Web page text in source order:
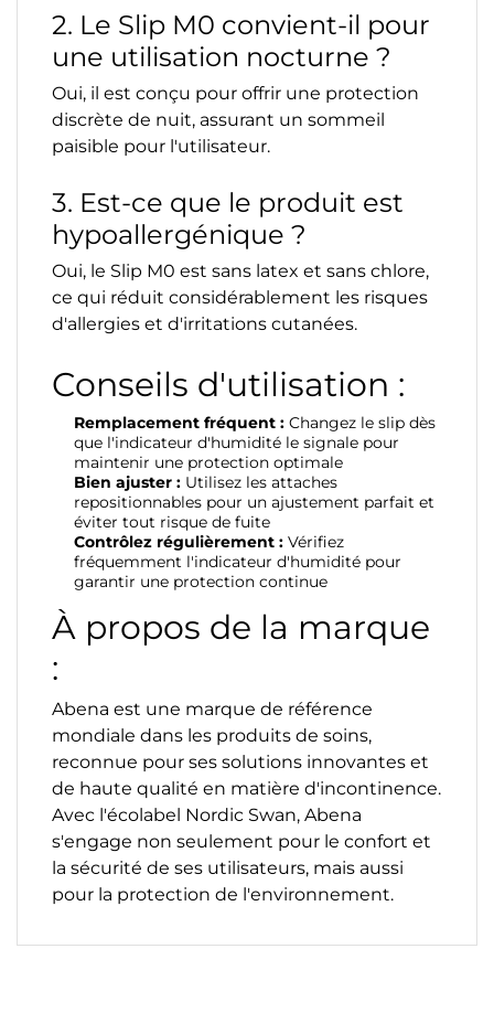
2. Le Slip M0 convient-il pour
une utilisation nocturne ?
Oui, il est conçu pour offrir une protection
discrète de nuit, assurant un sommeil
paisible pour l'utilisateur.
3. Est-ce que le produit est
hypoallergénique ?
Oui, le Slip M0 est sans latex et sans chlore,
ce qui réduit considérablement les risques
d'allergies et d'irritations cutanées.
Conseils d'utilisation :
Remplacement fréquent : Changez le slip dès
que l'indicateur d'humidité le signale pour
maintenir une protection optimale
Bien ajuster : Utilisez les attaches
repositionnables pour un ajustement parfait et
éviter tout risque de fuite
Contrôlez régulièrement : Vérifiez
fréquemment l'indicateur d'humidité pour
garantir une protection continue
À propos de la marque
:
Abena est une marque de référence
mondiale dans les produits de soins,
reconnue pour ses solutions innovantes et
de haute qualité en matière d'incontinence.
Avec l'écolabel Nordic Swan, Abena
s'engage non seulement pour le confort et
la sécurité de ses utilisateurs, mais aussi
pour la protection de l'environnement.